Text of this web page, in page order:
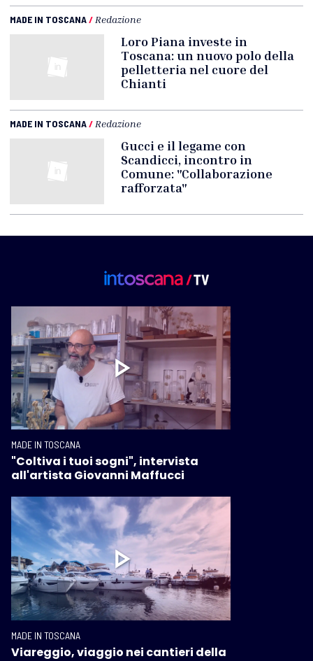
MADE IN TOSCANA/ Redazione
Loro Piana investe in
Toscana: un nuovo polo della
pelletteria nel cuore del
Chianti
MADE IN TOSCANA/ Redazione
Gucci e il legame con
Scandicci, incontro in
Comune: "Collaborazione
rafforzata"
MADE IN TOSCANA
"Coltiva i tuoi sogni", intervista
all'artista Giovanni Maffucci
MADE IN TOSCANA
Viareggio, viaggio nei cantieri della